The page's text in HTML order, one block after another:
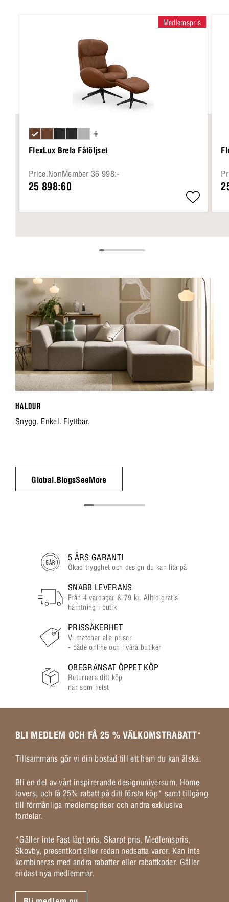
Medlemspris
FlexLux Brela Fåtöljset
Price.NonMember 36 998:-
25 898:60
+
HALDUR
Snygg. Enkel. Flyttbar.
Global.BlogsSeeMore
5 ÅRS GARANTI
Ökad trygghet och design du kan lita på
SNABB LEVERANS
Från 4 vardagar & 79 kr. Alltid gratis
hämtning i butik
PRISSÄKERHET
Vi matchar alla priser
- både online och i våra butiker
OBEGRÄNSAT ÖPPET KÖP
Returnera ditt köp
när som helst
BLI MEDLEM OCH FÅ 25 % VÄLKOMSTRABATT*
Tillsammans gör vi din bostad till ett hem du kan älska.
Bli en del av vårt inspirerande designuniversum, Home
lovers, och få 25% rabatt på ditt första köp* samt tillgång
till förmånliga medlemspriser och andra exklusiva
fördelar.
*Gäller inte Fast lågt pris, Skarpt pris, Medlemspris,
Skovby, presentkort eller redan nedsatta varor. Kan inte
kombineras med andra rabatter eller rabattkoder. Gäller
endast nya medlemmar.